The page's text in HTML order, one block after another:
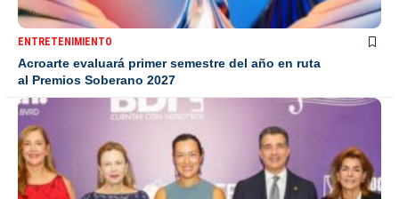
ENTRETENIMIENTO
Acroarte evaluará primer semestre del año en ruta
al Premios Soberano 2027